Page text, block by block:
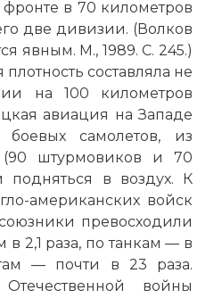
фронте в 70 километров
две дивизии. (Волков
явным. М., 1989. С. 245.)
составляла не
на 100 километров
авиация на Западе
самолетов, из
(90 штурмовиков и 70
подняться в воздух. К
американских войск
превосходили
2,1 раза, по танкам — в
— почти в 23 раза.
войны